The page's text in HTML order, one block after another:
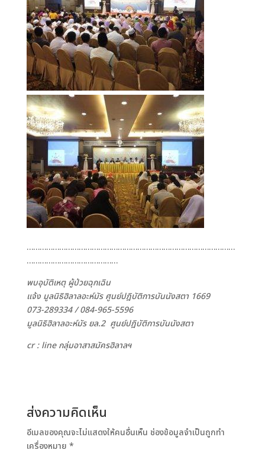
……………………………………………………………………………………
……………………………………
พบอุบัติเหตุ ผู้ป่วยฉุกเฉิน
แจ้ง มูลนิธิฮิลาลอะห์มัร ศูนย์ปฎิบัติการบันนังสตา 1669
073-289334 /084-965-5596
มูลนิธิฮิลาลอะห์มัร ยล.2 ศูนย์ปฎิบัติการบันนังสตา
cr : line กลุ่มอาสาสมัครฮิลาลฯ
ส่งความคิดเห็น
อีเมลของคุณจะไม่แสดงให้คนอื่นเห็น ช่องข้อมูลจำเป็นถูกทำ
เครื่องหมาย *